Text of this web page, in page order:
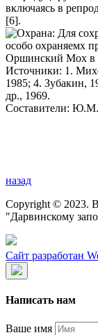
включаясь в
[6].
Охрана: Для
особо охраняемх
Оршинский Мох в
Источники: 1.
1985; 4. Зубакин,
др., 1969.
Составители:
назад
Copyright © 2023.
"Дарвинскому
Сайт разработан
Написать нам
Ваше имя